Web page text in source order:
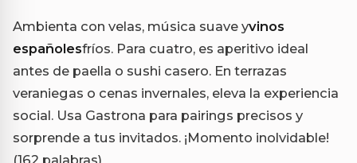
Ambienta con velas, música suave yvinos
españolesfríos. Para cuatro, es aperitivo ideal
antes de paella o sushi casero. En terrazas
veraniegas o cenas invernales, eleva la experiencia
social. Usa Gastrona para pairings precisos y
sorprende a tus invitados. ¡Momento inolvidable!
(162 palabras)